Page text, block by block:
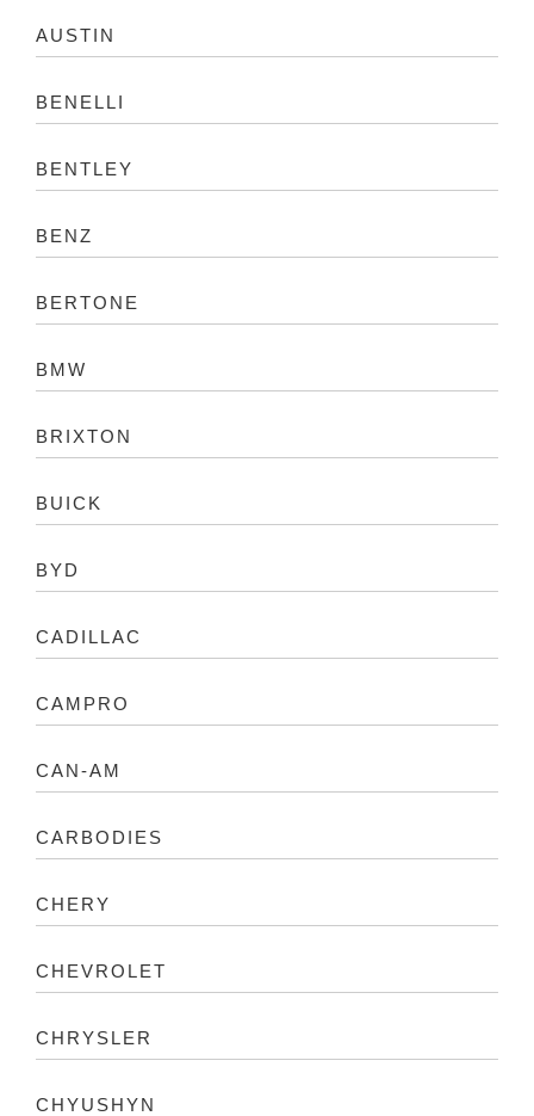
AUSTIN
BENELLI
BENTLEY
BENZ
BERTONE
BMW
BRIXTON
BUICK
BYD
CADILLAC
CAMPRO
CAN-AM
CARBODIES
CHERY
CHEVROLET
CHRYSLER
CHYUSHYN